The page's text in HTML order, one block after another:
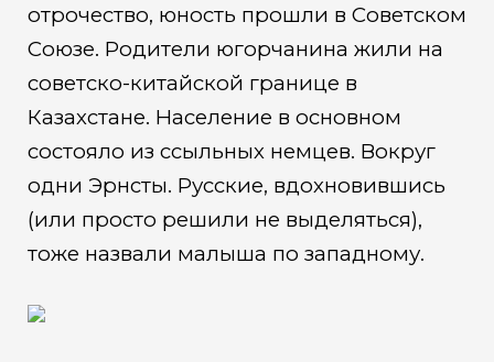
отрочество, юность прошли в Советском
Союзе. Родители югорчанина жили на
советско-китайской границе в
Казахстане. Население в основном
состояло из ссыльных немцев. Вокруг
одни Эрнсты. Русские, вдохновившись
(или просто решили не выделяться),
тоже назвали малыша по западному.